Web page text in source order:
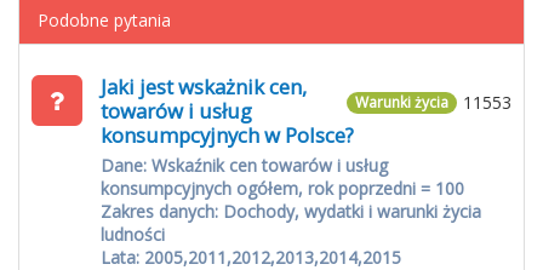
Podobne pytania
11553
Warunki życia
Jaki jest wskażnik cen,
towarów i usług
konsumpcyjnych w Polsce?
Dane: Wskaźnik cen towarów i usług
konsumpcyjnych ogółem, rok poprzedni = 100
Zakres danych: Dochody, wydatki i warunki życia
ludności
Lata: 2005,2011,2012,2013,2014,2015